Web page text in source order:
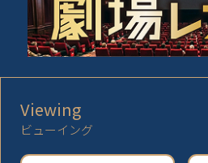
Viewing
ビューイング